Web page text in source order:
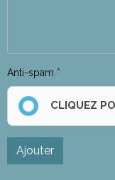
Anti-spam
CLIQUEZ
Ajouter